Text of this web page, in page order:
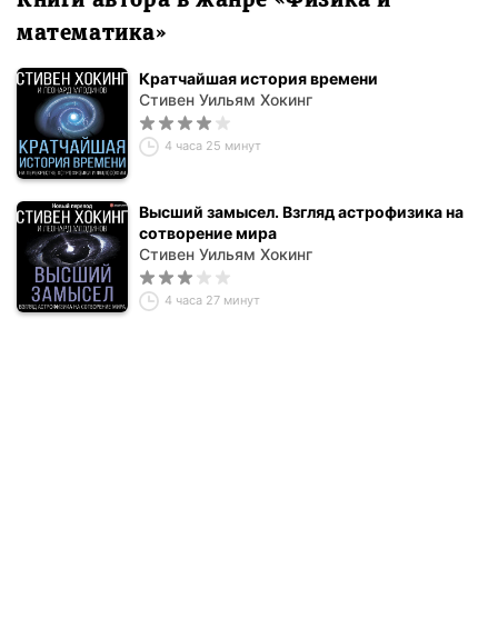
математика»
Кратчайшая история времени
Стивен Уильям Хокинг
4 часа 25 минут
Высший замысел. Взгляд астрофизика на
сотворение мира
Стивен Уильям Хокинг
4 часа 27 минут